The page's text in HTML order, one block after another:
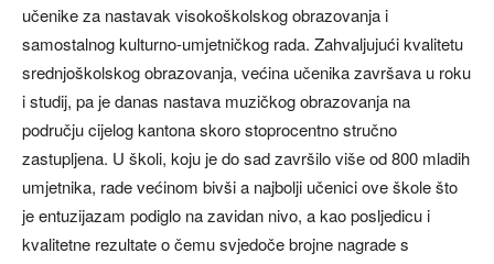
učenike za nastavak visokoškolskog obrazovanja i
samostalnog kulturno-umjetničkog rada. Zahvaljujući kvalitetu
srednjoškolskog obrazovanja, većina učenika završava u roku
i studij, pa je danas nastava muzičkog obrazovanja na
području cijelog kantona skoro stoprocentno stručno
zastupljena. U školi, koju je do sad završilo više od 800 mladih
umjetnika, rade većinom bivši a najbolji učenici ove škole što
je entuzijazam podiglo na zavidan nivo, a kao posljedicu i
kvalitetne rezultate o čemu svjedoče brojne nagrade s